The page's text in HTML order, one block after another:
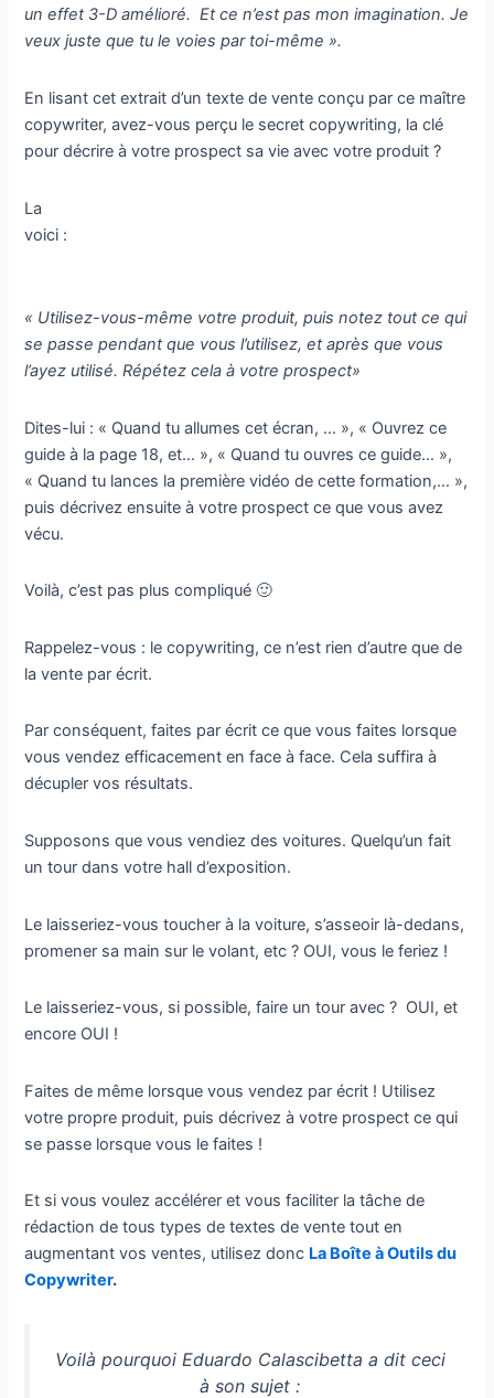
un effet 3-D amélioré. Et ce n’est pas mon imagination. Je
veux juste que tu le voies par toi-même ».
En lisant cet extrait d’un texte de vente conçu par ce maître
copywriter, avez-vous perçu le secret copywriting, la clé
pour décrire à votre prospect sa vie avec votre produit ?
La
voici :
« Utilisez-vous-même votre produit, puis notez tout ce qui
se passe pendant que vous l’utilisez, et après que vous
l’ayez utilisé. Répétez cela à votre prospect»
Dites-lui : « Quand tu allumes cet écran, … », « Ouvrez ce
guide à la page 18, et… », « Quand tu ouvres ce guide… »,
« Quand tu lances la première vidéo de cette formation,… »,
puis décrivez ensuite à votre prospect ce que vous avez
vécu.
Voilà, c’est pas plus compliqué 🙂
Rappelez-vous : le copywriting, ce n’est rien d’autre que de
la vente par écrit.
Par conséquent, faites par écrit ce que vous faites lorsque
vous vendez efficacement en face à face. Cela suffira à
décupler vos résultats.
Supposons que vous vendiez des voitures. Quelqu’un fait
un tour dans votre hall d’exposition.
Le laisseriez-vous toucher à la voiture, s’asseoir là-dedans,
promener sa main sur le volant, etc ? OUI, vous le feriez !
Le laisseriez-vous, si possible, faire un tour avec ? OUI, et
encore OUI !
Faites de même lorsque vous vendez par écrit ! Utilisez
votre propre produit, puis décrivez à votre prospect ce qui
se passe lorsque vous le faites !
Et si vous voulez accélérer et vous faciliter la tâche de
rédaction de tous types de textes de vente tout en
augmentant vos ventes, utilisez donc La Boîte à Outils du
Copywriter.
Voilà pourquoi Eduardo Calascibetta a dit ceci
à son sujet :